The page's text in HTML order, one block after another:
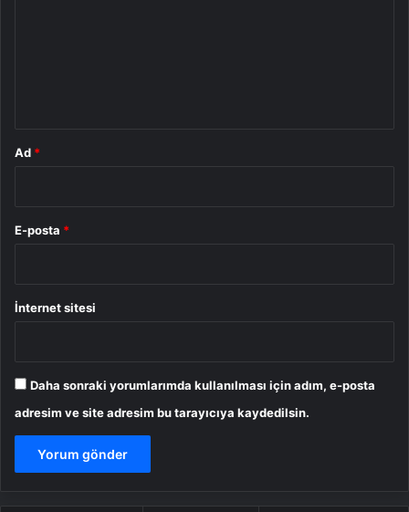
Ad *
E-posta *
İnternet sitesi
Daha sonraki yorumlarımda kullanılması için adım, e-posta
adresim ve site adresim bu tarayıcıya kaydedilsin.